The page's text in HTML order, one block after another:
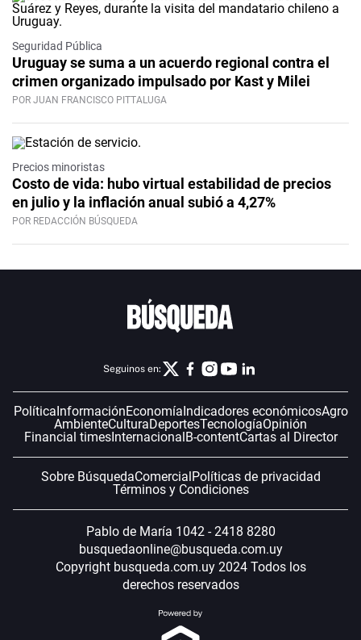
Seguridad Pública
Uruguay se suma a un acuerdo regional contra el
crimen organizado impulsado por Kast y Milei
POR JUAN FRANCISCO PITTALUGA
Precios minoristas
Costo de vida: hubo virtual estabilidad de precios
en julio y la inflación anual subió a 4,27%
POR REDACCIÓN BÚSQUEDA
Seguinos en:
PolíticaInformaciónEconomíaIndicadores económicosAgro
AmbienteCulturaDeportesTecnologíaOpinión
Financial timesInternacionalB-contentCartas al Director
Sobre BúsquedaComercialPolíticas de privacidad
Términos y Condiciones
Pablo de María 1042 - 2418 8280
busquedaonline@busqueda.com.uy
Copyright busqueda.com.uy 2024 Todos los
derechos reservados